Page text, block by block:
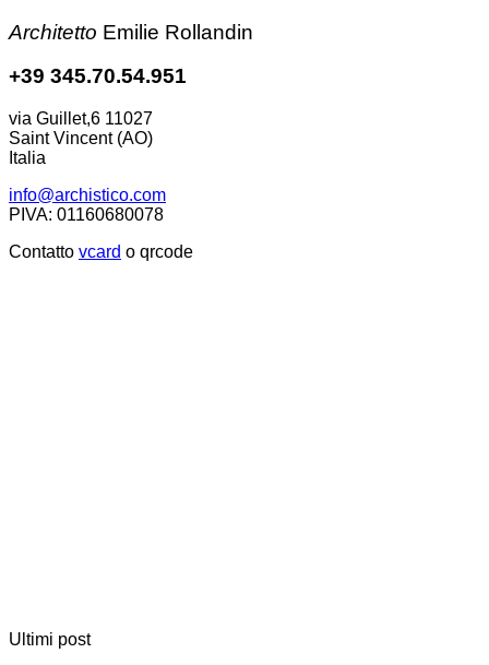
Architetto Emilie Rollandin
+39 345.70.54.951
via Guillet,6 11027
Saint Vincent (AO)
Italia
info@archistico.com
PIVA: 01160680078
Contatto vcard o qrcode
Ultimi post